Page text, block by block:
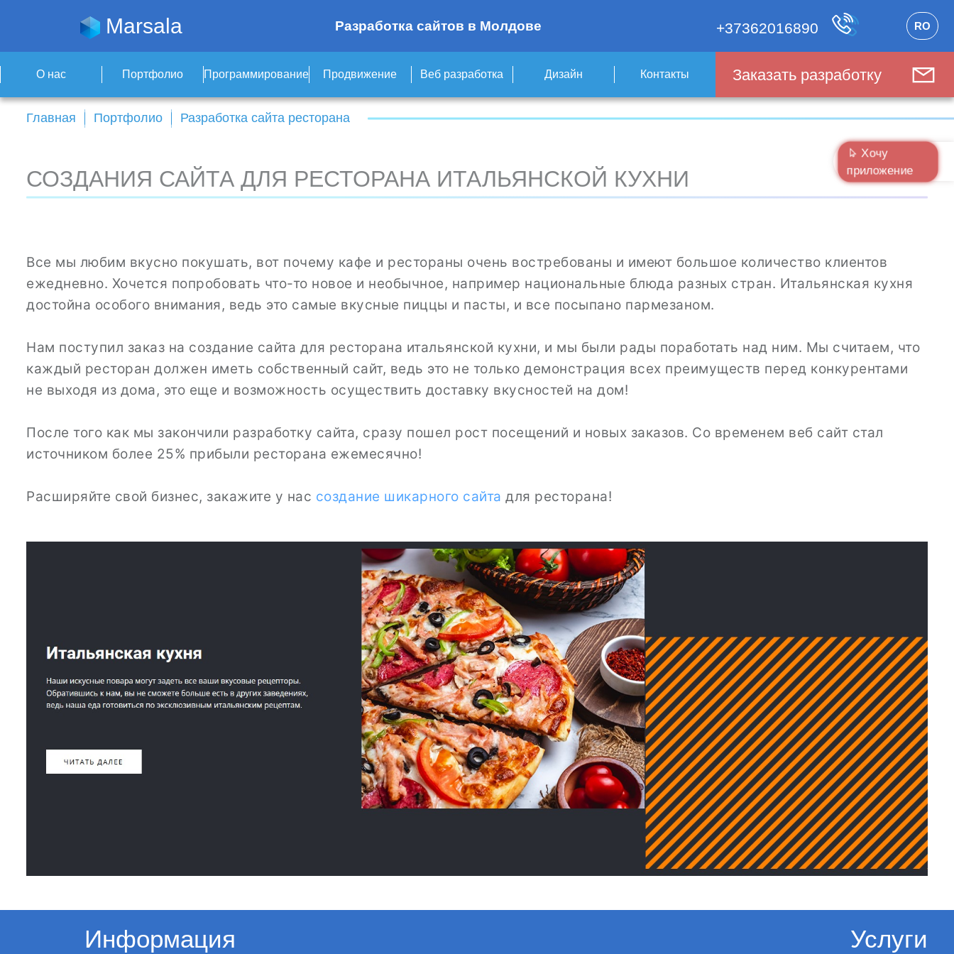
Marsala Разработка сайтов в Молдове +37362016890 RO
О нас Портфолио Программирование Продвижение Веб разработка Дизайн Контакты Заказать разработку
Главная Портфолио Разработка сайта ресторана
СОЗДАНИЯ САЙТА ДЛЯ РЕСТОРАНА ИТАЛЬЯНСКОЙ КУХНИ
Все мы любим вкусно покушать, вот почему кафе и рестораны очень востребованы и имеют большое количество клиентов
ежедневно. Хочется попробовать что-то новое и необычное, например национальные блюда разных стран. Итальянская кухня
достойна особого внимания, ведь это самые вкусные пиццы и пасты, и все посыпано пармезаном.
Нам поступил заказ на создание сайта для ресторана итальянской кухни, и мы были рады поработать над ним. Мы считаем, что
каждый ресторан должен иметь собственный сайт, ведь это не только демонстрация всех преимуществ перед конкурентами
не выходя из дома, это еще и возможность осуществить доставку вкусностей на дом!
После того как мы закончили разработку сайта, сразу пошел рост посещений и новых заказов. Со временем веб сайт стал
источником более 25% прибыли ресторана ежемесячно!
Расширяйте свой бизнес, закажите у нас создание шикарного сайта для ресторана!
Информация Услуги
Хочу
приложение